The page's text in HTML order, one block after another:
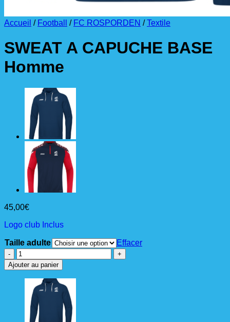
Accueil / Football / FC ROSPORDEN / Textile
SWEAT A CAPUCHE BASE
Homme
45,00€
Logo club Inclus
Taille adulte
Effacer
quantité
de
SWEAT
CAPUCHE
BASE
Homme
Ajouter au panier